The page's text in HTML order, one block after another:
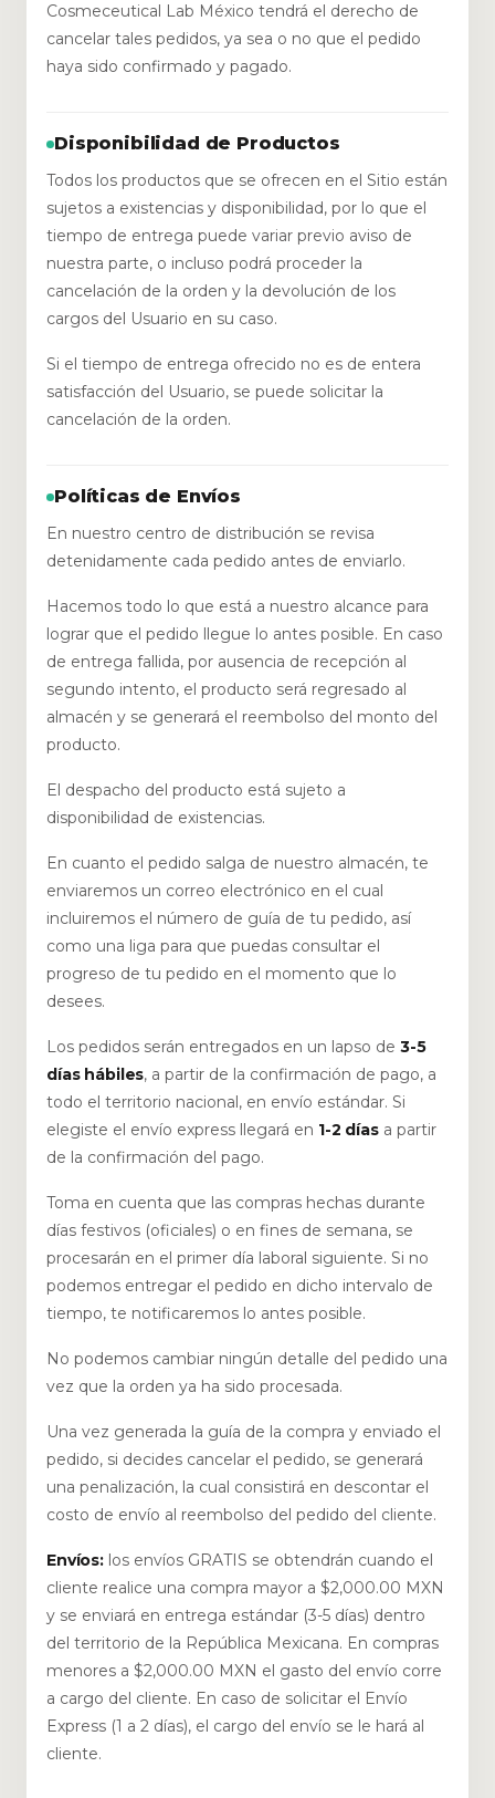
Cosmeceutical Lab México tendrá el derecho de
cancelar tales pedidos, ya sea o no que el pedido
haya sido confirmado y pagado.
Disponibilidad de Productos
Todos los productos que se ofrecen en el Sitio están
sujetos a existencias y disponibilidad, por lo que el
tiempo de entrega puede variar previo aviso de
nuestra parte, o incluso podrá proceder la
cancelación de la orden y la devolución de los
cargos del Usuario en su caso.
Si el tiempo de entrega ofrecido no es de entera
satisfacción del Usuario, se puede solicitar la
cancelación de la orden.
Políticas de Envíos
En nuestro centro de distribución se revisa
detenidamente cada pedido antes de enviarlo.
Hacemos todo lo que está a nuestro alcance para
lograr que el pedido llegue lo antes posible. En caso
de entrega fallida, por ausencia de recepción al
segundo intento, el producto será regresado al
almacén y se generará el reembolso del monto del
producto.
El despacho del producto está sujeto a
disponibilidad de existencias.
En cuanto el pedido salga de nuestro almacén, te
enviaremos un correo electrónico en el cual
incluiremos el número de guía de tu pedido, así
como una liga para que puedas consultar el
progreso de tu pedido en el momento que lo
desees.
Los pedidos serán entregados en un lapso de 3-5
días hábiles, a partir de la confirmación de pago, a
todo el territorio nacional, en envío estándar. Si
elegiste el envío express llegará en 1-2 díasa partir
de la confirmación del pago.
Toma en cuenta que las compras hechas durante
días festivos (oficiales) o en fines de semana, se
procesarán en el primer día laboral siguiente. Si no
podemos entregar el pedido en dicho intervalo de
tiempo, te notificaremos lo antes posible.
No podemos cambiar ningún detalle del pedido una
vez que la orden ya ha sido procesada.
Una vez generada la guía de la compra y enviado el
pedido, si decides cancelar el pedido, se generará
una penalización, la cual consistirá en descontar el
costo de envío al reembolso del pedido del cliente.
Envíos: los envíos GRATIS se obtendrán cuando el
cliente realice una compra mayor a $2,000.00 MXN
y se enviará en entrega estándar (3-5 días) dentro
del territorio de la República Mexicana. En compras
menores a $2,000.00 MXN el gasto del envío corre
a cargo del cliente. En caso de solicitar el Envío
Express (1 a 2 días), el cargo del envío se le hará al
cliente.